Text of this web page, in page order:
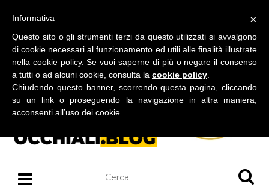
BLOG SU OCCHIALI DA SOLE E OCCHIALI DA VISTA
×
Informativa
Questo sito o gli strumenti terzi da questo utilizzati si avvalgono
di cookie necessari al funzionamento ed utili alle finalità illustrate
nella cookie policy. Se vuoi saperne di più o negare il consenso
a tutti o ad alcuni cookie, consulta la cookie policy
Chiudendo questo banner, scorrendo questa pagina, cliccando
su un link o proseguendo la navigazione in altra maniera,
acconsenti all’uso dei cookie.